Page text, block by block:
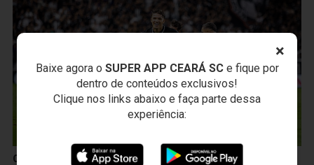
×
Baixe agora o SUPER APP CEARÁ SCe fique por
dentro de conteúdos exclusivos!
Clique nos links abaixo e faça parte dessa
experiência:
Ceará Sporting Club